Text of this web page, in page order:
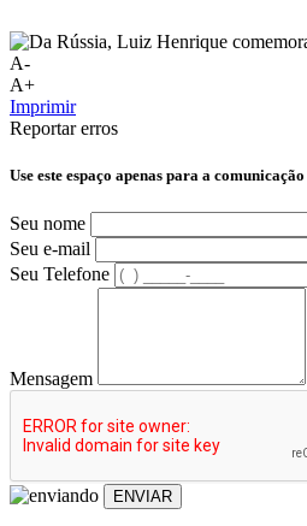
A-
A+
Imprimir
Reportar erros
Use este espaço apenas para a
Seu nome
Seu e-mail
Seu Telefone
Mensagem
ENVIAR